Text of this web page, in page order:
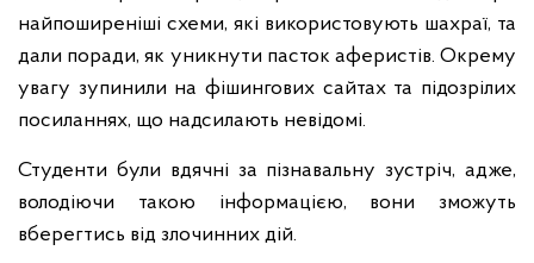
найпоширеніші схеми, які використовують шахраї, та
дали поради, як уникнути пасток аферистів. Окрему
увагу зупинили на фішингових сайтах та підозрілих
посиланнях, що надсилають невідомі.
Студенти були вдячні за пізнавальну зустріч, адже,
володіючи такою інформацією, вони зможуть
вберегтись від злочинних дій.